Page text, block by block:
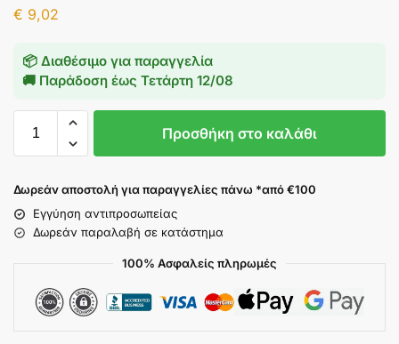
€ 9,02
📦 Διαθέσιμο για παραγγελία
🚚 Παράδοση έως Τετάρτη 12/08
Προσθήκη στο καλάθι
Δωρεάν αποστολή για παραγγελίες πάνω *από €100
Εγγύηση αντιπροσωπείας
Δωρεάν παραλαβή σε κατάστημα
100% Ασφαλείς πληρωμές